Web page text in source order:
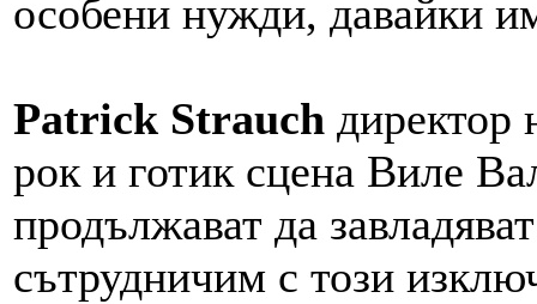
особени нужди, давайки
Patrick Strauch директор
рок и готик сцена Виле
продължават да
сътрудничим с този